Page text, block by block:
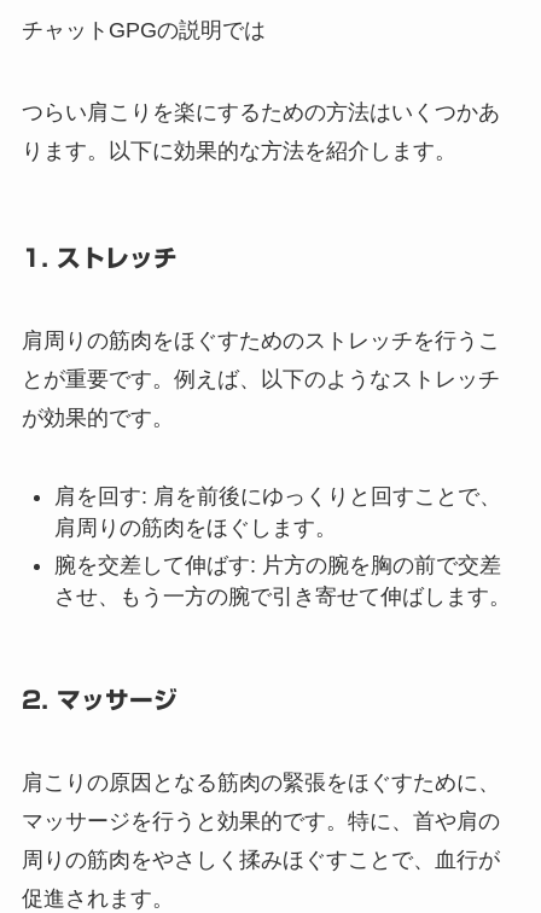
チャットGPGの説明では
つらい肩こりを楽にするための方法はいくつかあ
ります。以下に効果的な方法を紹介します。
1. ストレッチ
肩周りの筋肉をほぐすためのストレッチを行うこ
とが重要です。例えば、以下のようなストレッチ
が効果的です。
肩を回す: 肩を前後にゆっくりと回すことで、
肩周りの筋肉をほぐします。
腕を交差して伸ばす: 片方の腕を胸の前で交差
させ、もう一方の腕で引き寄せて伸ばします。
2. マッサージ
肩こりの原因となる筋肉の緊張をほぐすために、
マッサージを行うと効果的です。特に、首や肩の
周りの筋肉をやさしく揉みほぐすことで、血行が
促進されます。